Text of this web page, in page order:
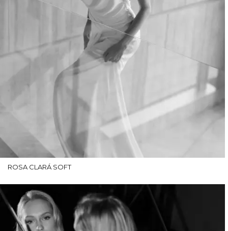
ROSA CLARÁ SOFT